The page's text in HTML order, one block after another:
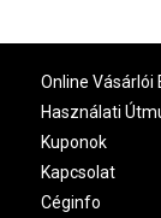
Online Vásárlói
Használati
Kuponok
Kapcsolat
Céginfo